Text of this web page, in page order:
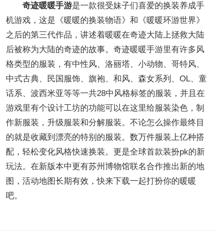
奇迹暖暖手游是一款很受妹子们喜爱的换装养成手
机游戏，这是《暖暖的换装物语》和《暖暖环游世界》
之后的第三代作品，讲述着暖暖在奇迹大陆上拯救大陆
后被称为大陆的奇迹的故事。奇迹暖暖手游里有许多风
格类型的服装，有中性风、洛丽塔、小动物、哥特风、
中式古典、民国服饰、旗袍、和风、森女系列、OL、童
话系、波西米亚等等一共28中风格标签的服装，并且在
游戏里有个设计工坊的功能可以在这里给服装染色，制
作新服装，升级服装和分解服装。不论怎么操作最终目
的就是收藏到漂亮的特别的服装。数万件服装上亿种搭
配，轻松变化风格快速换装。更是全球首款装扮pk的新
玩法。在新版本中更有苏州博物馆联名合作推出新的地
图，活动地图长期有效，快来下载一起打扮你的暖暖
吧。